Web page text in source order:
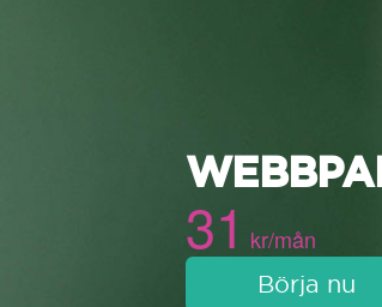
31 kr/mån
Börja nu